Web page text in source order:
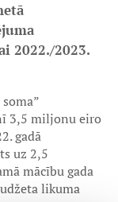
2022./2023.
3,5 miljonu eiro
gadā
uz 2,5
mācību gada
likuma